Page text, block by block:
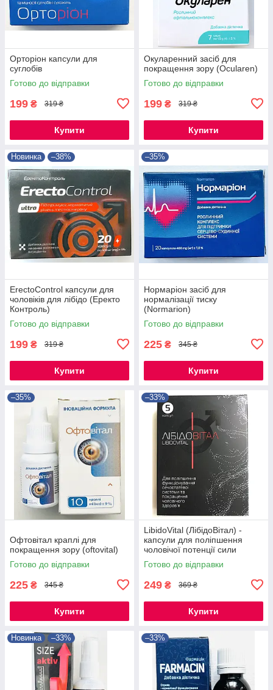
Орторіон капсули для
суглобів
Готово до відправки
199 ₴ 319 ₴
Купити
Окуларенний засіб для
покращення зору (Ocularen)
Готово до відправки
199 ₴ 319 ₴
Купити
Новинка –38%
ErectoControl капсули для
чоловіків для лібідо (Еректо
Контроль)
Готово до відправки
199 ₴ 319 ₴
Купити
–35%
Нормаріон засіб для
нормалізації тиску
(Normarion)
Готово до відправки
225 ₴ 345 ₴
Купити
–35%
Офтовітал краплі для
покращення зору (oftovital)
Готово до відправки
225 ₴ 345 ₴
Купити
–33%
LibidoVital (ЛібідоВітал) -
капсули для поліпшення
чоловічої потенції сили
Готово до відправки
249 ₴ 369 ₴
Купити
Новинка –33% –33%